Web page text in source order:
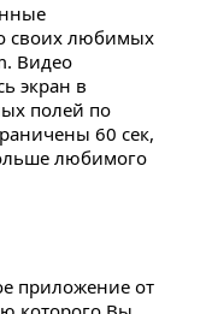
своих любимых
Видео
экран в
полей по
60 сек,
любимого
приложение от